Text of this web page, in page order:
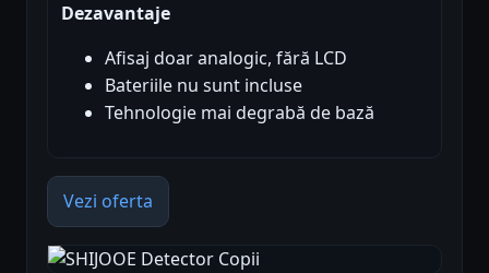
Dezavantaje
Afisaj doar analogic, fără LCD
Bateriile nu sunt incluse
Tehnologie mai degrabă de bază
Vezi oferta